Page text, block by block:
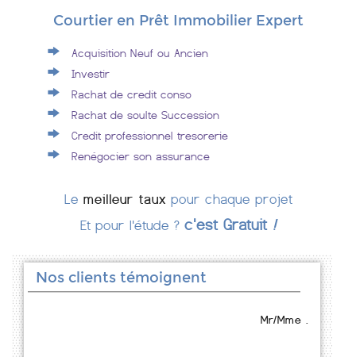
Courtier en Prêt Immobilier Expert
Acquisition Neuf ou Ancien
Investir
Rachat de credit conso
Rachat de soulte Succession
Credit professionnel tresorerie
Renégocier son assurance
Le meilleur taux pour chaque projet
Et pour l'étude ? c'est Gratuit !
Nos clients témoignent
Mr/Mme .